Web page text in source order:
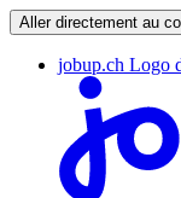
Aller directement au
jobup.ch Logo